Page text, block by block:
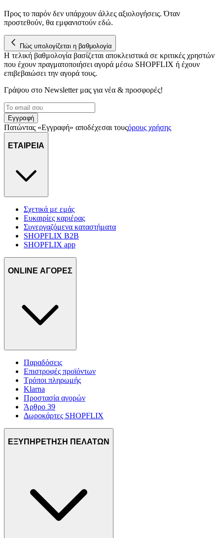
Προς το παρόν δεν υπάρχουν άλλες αξιολογήσεις. Όταν
προστεθούν, θα εμφανιστούν εδώ.
Πώς υπολογίζεται η βαθμολογία
Η τελική βαθμολογία βασίζεται αποκλειστικά σε κριτικές χρηστών
που έχουν πραγματοποιήσει αγορά μέσω SHOPFLIX ή έχουν
επιβεβαιώσει την αγορά τους.
Γράψου στο Νewsletter μας για νέα & προσφορές!
Εγγραφή
Πατώντας «Εγγραφή» αποδέχεσαι τουςόρους χρήσης
ΕΤΑΙΡΕΙΑ
Σχετικά με εμάς
Ευκαιρίες καριέρας
Συνεργαζόμενα καταστήματα
SHOPFLIX B2B
SHOPFLIX app
ONLINE ΑΓΟΡΕΣ
Παραδόσεις
Επιστροφές προϊόντων
Τρόποι πληρωμής
Klarna
Προστασία αγορών
Άρθρο 39
Δωροκάρτες SHOPFLIX
ΕΞΥΠΗΡΕΤΗΣΗ ΠΕΛΑΤΩΝ